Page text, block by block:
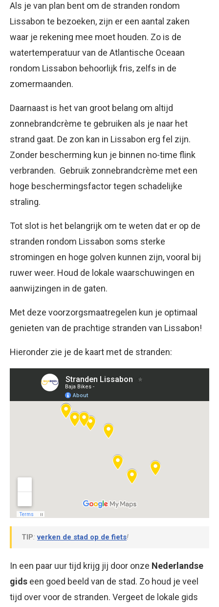
Als je van plan bent om de stranden rondom
Lissabon te bezoeken, zijn er een aantal zaken
waar je rekening mee moet houden. Zo is de
watertemperatuur van de Atlantische Oceaan
rondom Lissabon behoorlijk fris, zelfs in de
zomermaanden.
Daarnaast is het van groot belang om altijd
zonnebrandcrème te gebruiken als je naar het
strand gaat. De zon kan in Lissabon erg fel zijn.
Zonder bescherming kun je binnen no-time flink
verbranden. Gebruik zonnebrandcrème met een
hoge beschermingsfactor tegen schadelijke
straling.
Tot slot is het belangrijk om te weten dat er op de
stranden rondom Lissabon soms sterke
stromingen en hoge golven kunnen zijn, vooral bij
ruwer weer. Houd de lokale waarschuwingen en
aanwijzingen in de gaten.
Met deze voorzorgsmaatregelen kun je optimaal
genieten van de prachtige stranden van Lissabon!
Hieronder zie je de kaart met de stranden:
TIP:verken de stad op de fiets!
In een paar uur tijd krijg jij door onze Nederlandse
gids een goed beeld van de stad. Zo houd je veel
tijd over voor de stranden. Vergeet de lokale gids